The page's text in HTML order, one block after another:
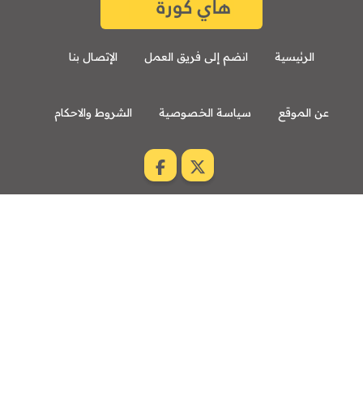
الرئيسية انضم إلى فريق العمل الإتصال بنا
عن الموقع سياسة الخصوصية الشروط والاحكام